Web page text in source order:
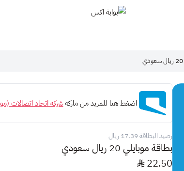
اضغط هنا للمزيد من ماركةشركة اتحاد اتصالات
رصيد البطاقة 17.39 ريال
بطاقة موبايلي 20 ريال سعودي
22.50